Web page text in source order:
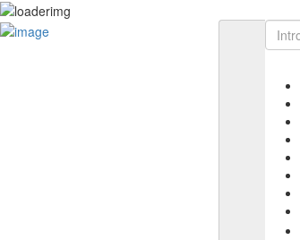
Las aficiones de Fernando